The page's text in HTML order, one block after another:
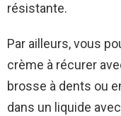
résistante.
Par ailleurs, vous
crème à récurer
brosse à dents ou
dans un liquide